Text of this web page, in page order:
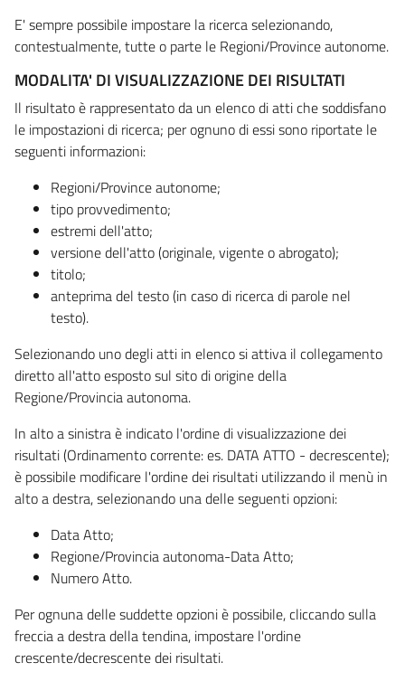
E' sempre possibile impostare la ricerca selezionando,
contestualmente, tutte o parte le Regioni/Province autonome.
MODALITA' DI VISUALIZZAZIONE DEI RISULTATI
Il risultato è rappresentato da un elenco di atti che soddisfano
le impostazioni di ricerca; per ognuno di essi sono riportate le
seguenti informazioni:
Regioni/Province autonome;
tipo provvedimento;
estremi dell'atto;
versione dell'atto (originale, vigente o abrogato);
titolo;
anteprima del testo (in caso di ricerca di parole nel
testo).
Selezionando uno degli atti in elenco si attiva il collegamento
diretto all'atto esposto sul sito di origine della
Regione/Provincia autonoma.
In alto a sinistra è indicato l'ordine di visualizzazione dei
risultati (Ordinamento corrente: es. DATA ATTO - decrescente);
è possibile modificare l'ordine dei risultati utilizzando il menù in
alto a destra, selezionando una delle seguenti opzioni:
Data Atto;
Regione/Provincia autonoma-Data Atto;
Numero Atto.
Per ognuna delle suddette opzioni è possibile, cliccando sulla
freccia a destra della tendina, impostare l'ordine
crescente/decrescente dei risultati.